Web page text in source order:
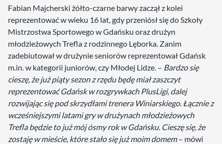
Fabian Majcherski żółto-czarne barwy zaczął z kolei
reprezentować w wieku 16 lat, gdy przeniósł się do Szkoły
Mistrzostwa Sportowego w Gdańsku oraz drużyn
młodzieżowych Trefla z rodzinnego Lęborka. Zanim
zadebiutował w drużynie seniorów reprezentował Gdańsk
m.in. w kategorii juniorów, czy Młodej Lidze. – Bardzo się
cieszę, że już piąty sezon z rzędu będę miał zaszczyt
reprezentować Gdańsk w rozgrywkach PlusLigi, dalej
rozwijając się pod skrzydłami trenera Winiarskiego. Łącznie z
wcześniejszymi latami gry w drużynach młodzieżowych
Trefla będzie to już mój ósmy rok w Gdańsku. Cieszę się, że
zostaję w mieście, które stało się już moim domem– mówi